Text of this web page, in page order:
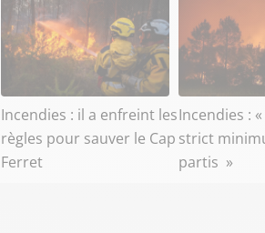
Incendies : il a enfreint les
règles pour sauver le Cap
Ferret
Incendies :
strict
partis »